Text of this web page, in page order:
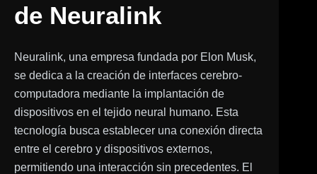
de Neuralink
Neuralink, una empresa fundada por Elon Musk,
se dedica a la creación de interfaces cerebro-
computadora mediante la implantación de
dispositivos en el tejido neural humano. Esta
tecnología busca establecer una conexión directa
entre el cerebro y dispositivos externos,
permitiendo una interacción sin precedentes. El